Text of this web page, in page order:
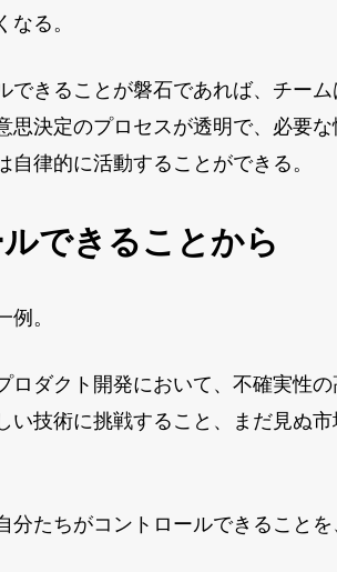
る。
できることが磐石であれば、チー
思決定のプロセスが透明で、必要
自律的に活動することができる。
できることから
例。
ロダクト開発において、不確実性
い技術に挑戦すること、まだ見ぬ
分たちがコントロールできることを